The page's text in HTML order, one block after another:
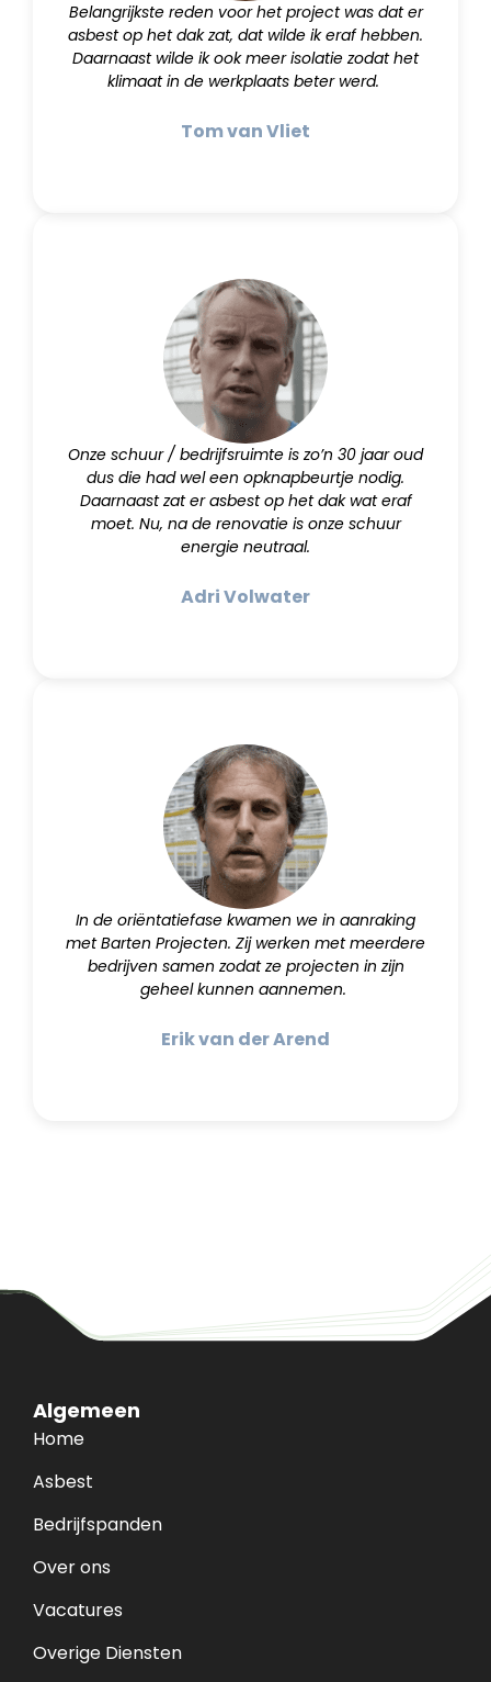
Belangrijkste reden voor het project was dat er
asbest op het dak zat, dat wilde ik eraf hebben.
Daarnaast wilde ik ook meer isolatie zodat het
klimaat in de werkplaats beter werd.
Tom van Vliet
Onze schuur / bedrijfsruimte is zo’n 30 jaar oud
dus die had wel een opknapbeurtje nodig.
Daarnaast zat er asbest op het dak wat eraf
moet. Nu, na de renovatie is onze schuur
energie neutraal.
Adri Volwater
In de oriëntatiefase kwamen we in aanraking
met Barten Projecten. Zij werken met meerdere
bedrijven samen zodat ze projecten in zijn
geheel kunnen aannemen.
Erik van der Arend
Algemeen
Home
Asbest
Bedrijfspanden
Over ons
Vacatures
Overige Diensten